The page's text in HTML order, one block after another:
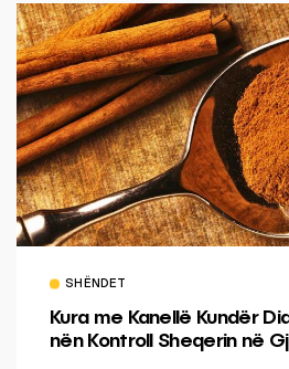
SHËNDET
Kura me Kanellë Kundër
nën Kontroll Sheqerin në